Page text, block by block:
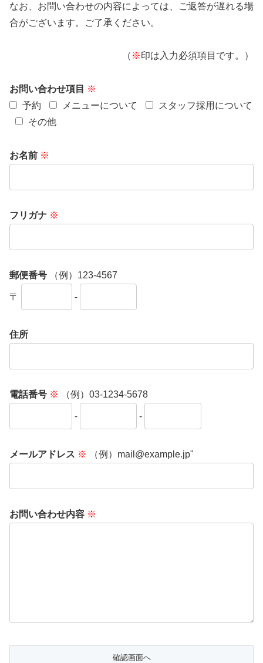
なお、お問い合わせの内容によっては、ご返答が遅れる場
合がございます。ご了承ください。
（ ※印は入力必須項目です。）
お問い合わせ項目 ※
予約
メニューについて
スタッフ採用について
その他
お名前 ※
フリガナ ※
郵便番号 （例）123-4567
〒 -
住所
電話番号 ※ （例）03-1234-5678
- -
メールアドレス ※ （例）mail@example.jp"
お問い合わせ内容 ※